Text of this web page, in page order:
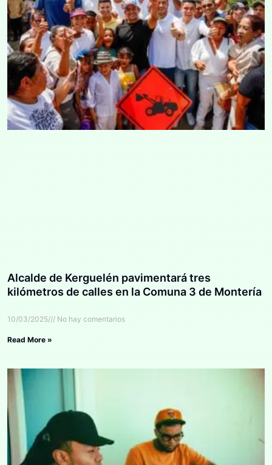
Alcalde de Kerguelén pavimentará tres
kilómetros de calles en la Comuna 3 de Montería
10/03/2025 No hay comentarios
Read More »